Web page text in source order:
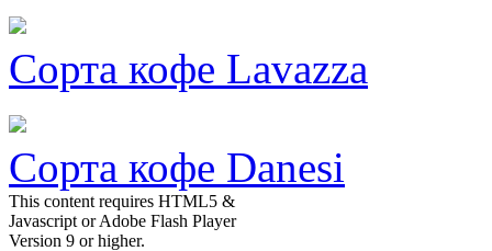
Сорта кофе Lavazza
Сорта кофе Danesi
This content requires HTML5 &
Javascript or Adobe Flash Player
Version 9 or higher.